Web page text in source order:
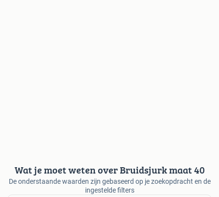
Wat je moet weten over Bruidsjurk maat 40
De onderstaande waarden zijn gebaseerd op je zoekopdracht en de
ingestelde filters